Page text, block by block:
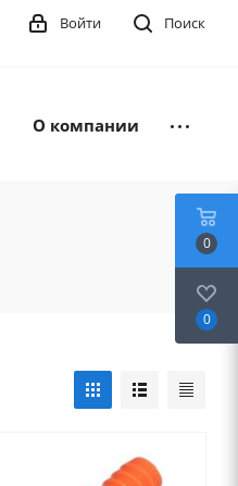
Поиск
Войти
О компании
0
0